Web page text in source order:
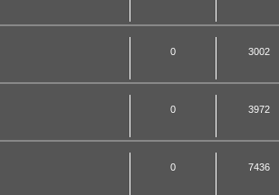
0 3002
0 3972
0 7436